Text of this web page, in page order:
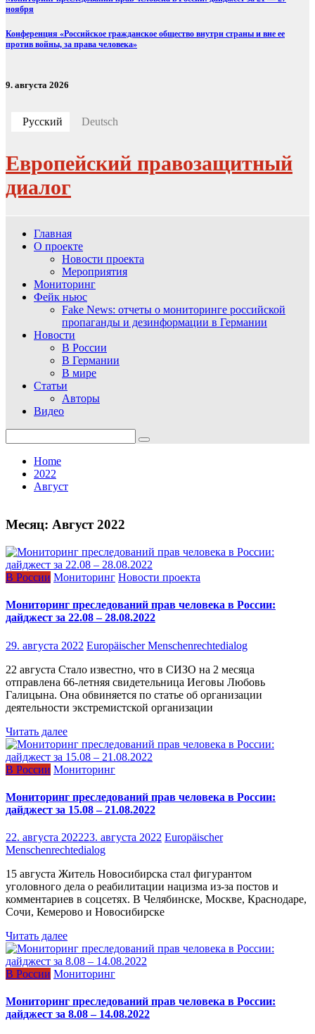
ноября
Конференция «Российское гражданское общество внутри страны и вне ее
против войны, за права человека»
9. августа 2026
Русский Deutsch
Европейский правозащитный
диалог
Главная
О проекте
Новости проекта
Мероприятия
Мониторинг
Фейк ньюс
Fake News: отчеты о мониторинге российской
пропаганды и дезинформации в Германии
Новости
В России
В Германии
В мире
Статьи
Авторы
Видео
for:
Home
2022
Август
Месяц: Август 2022
В России Мониторинг Новости проекта
Мониторинг преследований прав человека в России:
дайджест за 22.08 – 28.08.2022
29. августа 2022 Europäischer Menschenrechtedialog
22 августа Стало известно, что в СИЗО на 2 месяца
отправлена 66-летняя свидетельница Иеговы Любовь
Галицына. Она обвиняется по статье об организации
деятельности экстремистской организации
Читать далее
В России Мониторинг
Мониторинг преследований прав человека в России:
дайджест за 15.08 – 21.08.2022
22. августа 202223. августа 2022 Europäischer
Menschenrechtedialog
15 августа Житель Новосибирска стал фигурантом
уголовного дела о реабилитации нацизма из-за постов и
комментариев в соцсетях. В Челябинске, Москве, Краснодаре,
Сочи, Кемерово и Новосибирске
Читать далее
В России Мониторинг
Мониторинг преследований прав человека в России:
дайджест за 8.08 – 14.08.2022